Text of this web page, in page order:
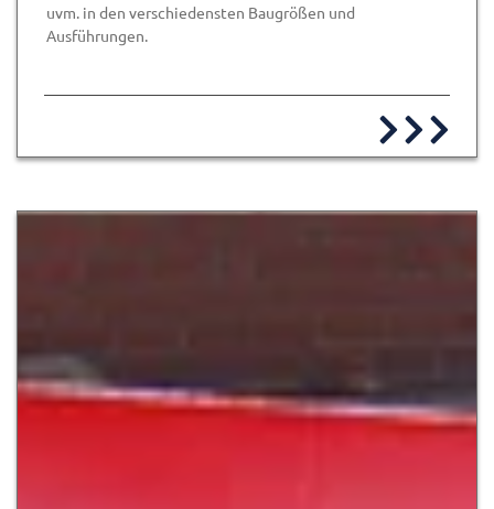
uvm. in den verschiedensten Baugrößen und
Ausführungen.